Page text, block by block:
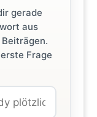
gerade
aus
Frage